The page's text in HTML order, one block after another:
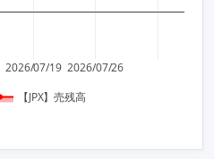
2026/07/19 2026/07/26
【JPX】売残高